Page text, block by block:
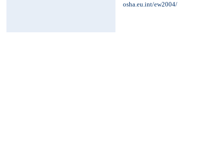
osha.eu.int/ew2004/